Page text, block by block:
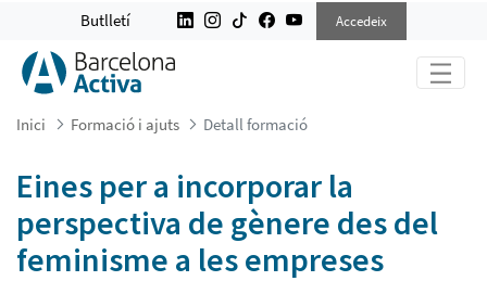
EINES PER A INCORPORAR LA
Butlletí Accedeix
Inici Formació i ajuts Detall formació
Eines per a incorporar la
perspectiva de gènere des del
feminisme a les empreses